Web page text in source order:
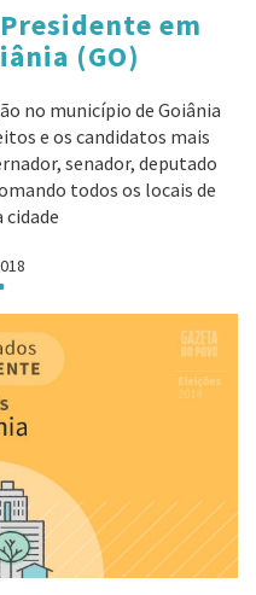
em
(GO)
no município de Goiânia
e os candidatos mais
senador, deputado
todos os locais de
cidade